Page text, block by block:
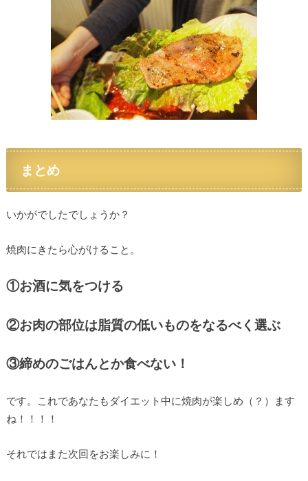
まとめ
いかがでしたでしょうか？
焼肉にきたら心がけること。
①お酒に気をつける
②お肉の部位は脂質の低いものをなるべく選ぶ
③締めのごはんとか食べない！
です。これであなたもダイエット中に焼肉が楽しめ（？）ます
ね！！！！
それではまた次回をお楽しみに！